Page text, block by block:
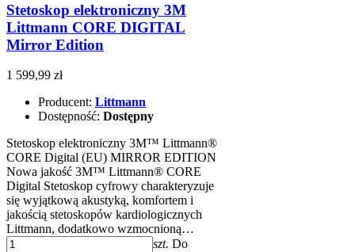
Stetoskop elektroniczny 3M
Littmann CORE DIGITAL
Mirror Edition
1 599,99 zł
Producent: Littmann
Dostępność: Dostępny
Stetoskop elektroniczny 3M™ Littmann®
CORE Digital (EU) MIRROR EDITION
Nowa jakość 3M™ Littmann® CORE
Digital Stetoskop cyfrowy charakteryzuje
się wyjątkową akustyką, komfortem i
jakością stetoskopów kardiologicznych
Littmann, dodatkowo wzmocnioną…
szt. Do